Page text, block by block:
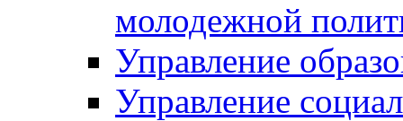
молодежной
Управление
Управление